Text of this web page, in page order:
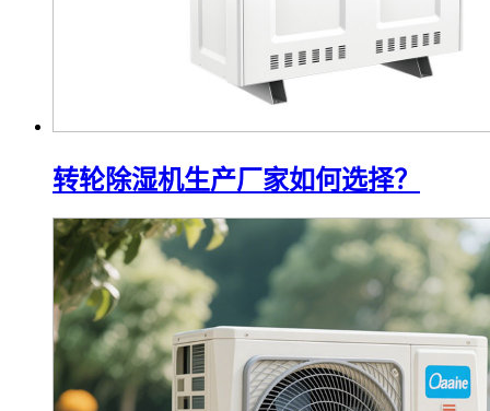
转轮除湿机生产厂家如何选择？